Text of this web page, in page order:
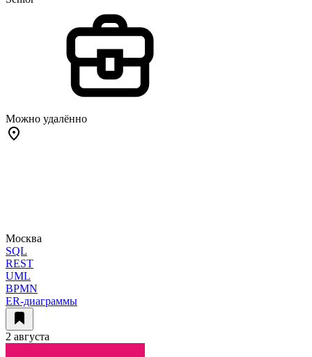
Можно удалённо
Москва
SQL
REST
UML
BPMN
ER-диаграммы
2 августа